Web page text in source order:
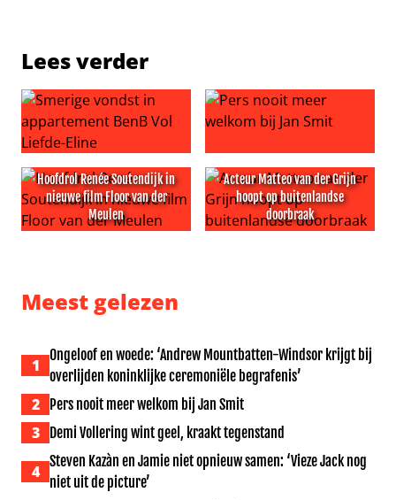
Lees verder
Smerige vondst in appartement BenB Vol Liefde-Eline
Pers nooit meer welkom bij
Hoofdrol Renée Soutendijk in
nieuwe film Floor van der
Meulen
Acteur Matteo van der Grijn
hoopt op buitenlandse
doorbraak
Meest gelezen
1
Ongeloof en woede: ‘Andrew Mountbatten-Windsor krijgt bij
overlijden koninklijke ceremoniële begrafenis’
2 Pers nooit meer welkom bij Jan Smit
3 Demi Vollering wint geel, kraakt tegenstand
4
Steven Kazàn en Jamie niet opnieuw samen: ‘Vieze Jack nog
niet uit de picture’